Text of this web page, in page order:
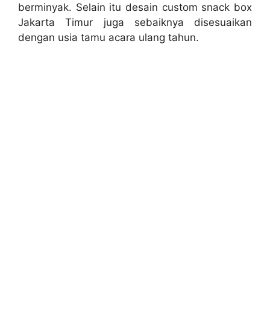
berminyak. Selain itu desain custom snack box
Jakarta Timur juga sebaiknya disesuaikan
dengan usia tamu acara ulang tahun.